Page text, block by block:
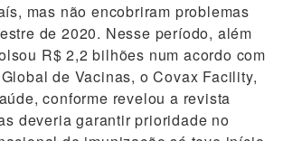
mas não encobriram problemas
de 2020. Nesse período, além
R$ 2,2 bilhões num acordo com
de Vacinas, o Covax Facility,
conforme revelou a revista
deveria garantir prioridade no